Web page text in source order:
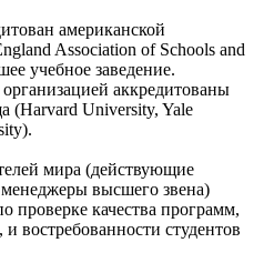
американской
Association of Schools and
учебное заведение.
аккредитованы
University, Yale
мира (действующие
высшего звена)
проверке качества программ,
востребованности студентов